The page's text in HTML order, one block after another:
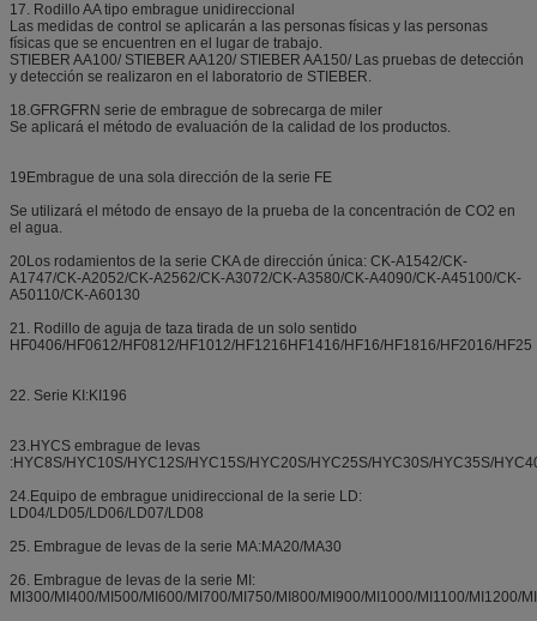
17. Rodillo AA tipo embrague unidireccional
Las medidas de control se aplicarán a las personas físicas y las personas
físicas que se encuentren en el lugar de trabajo.
STIEBER AA100/ STIEBER AA120/ STIEBER AA150/ Las pruebas de detección
y detección se realizaron en el laboratorio de STIEBER.
18.GFRGFRN serie de embrague de sobrecarga de miler
Se aplicará el método de evaluación de la calidad de los productos.
19Embrague de una sola dirección de la serie FE
Se utilizará el método de ensayo de la prueba de la concentración de CO2 en
el agua.
20Los rodamientos de la serie CKA de dirección única: CK-A1542/CK-
A1747/CK-A2052/CK-A2562/CK-A3072/CK-A3580/CK-A4090/CK-A45100/CK-
A50110/CK-A60130
21. Rodillo de aguja de taza tirada de un solo sentido
HF0406/HF0612/HF0812/HF1012/HF1216HF1416/HF16/HF1816/HF2016/HF25
22. Serie KI:KI196
23.HYCS embrague de levas
:HYC8S/HYC10S/HYC12S/HYC15S/HYC20S/HYC25S/HYC30S/HYC35S/
24.Equipo de embrague unidireccional de la serie LD:
LD04/LD05/LD06/LD07/LD08
25. Embrague de levas de la serie MA:MA20/MA30
26. Embrague de levas de la serie MI:
MI300/MI400/MI500/MI600/MI700/MI750/MI800/MI900/MI1000/MI1100/MI1200/